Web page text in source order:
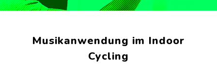
Musikanwendung im Indoor
Cycling